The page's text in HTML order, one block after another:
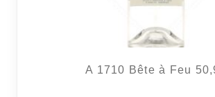
A 1710 Bête à Feu